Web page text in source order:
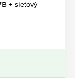
+ sieťový